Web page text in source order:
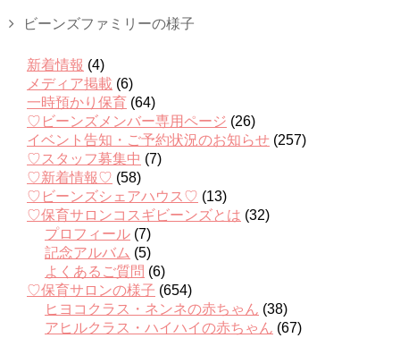
ビーンズファミリーの様子
新着情報 (4)
メディア掲載 (6)
一時預かり保育 (64)
♡ビーンズメンバー専用ページ (26)
イベント告知・ご予約状況のお知らせ (257)
♡スタッフ募集中 (7)
♡新着情報♡ (58)
♡ビーンズシェアハウス♡ (13)
♡保育サロンコスギビーンズとは (32)
プロフィール (7)
記念アルバム (5)
よくあるご質問 (6)
♡保育サロンの様子 (654)
ヒヨコクラス・ネンネの赤ちゃん (38)
アヒルクラス・ハイハイの赤ちゃん (67)